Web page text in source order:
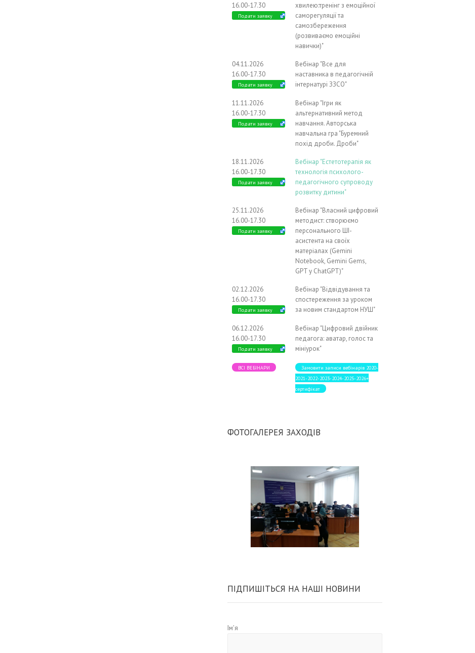
16.00-17.30
Подати заявку
хвилею:тренінг з емоційної
саморегуляції та
самозбереження
(розвиваємо емоційні
навички)"
04.11.2026
16.00-17.30
Подати заявку
Вебінар "Все для
наставника в педагогічній
інтернатурі ЗЗСО"
11.11.2026
16.00-17.30
Подати заявку
Вебінар "Ігри як
альтернативний метод
навчання. Авторська
навчальна гра "Буремний
похід дроби. Дроби"
18.11.2026
16.00-17.30
Подати заявку
Вебінар "Естетотерапія як
технологія психолого-
педагогічного супроводу
розвитку дитини"
25.11.2026
16.00-17.30
Подати заявку
Вебінар "Власний цифровий
методист: створюємо
персонального ШІ-
асистента на своїх
матеріалах (Gemini
Notebook, Gemini Gems,
GPT у ChatGPT)"
02.12.2026
16.00-17.30
Подати заявку
Вебінар "Відвідування та
спостереження за уроком
за новим стандартом НУШ"
06.12.2026
16.00-17.30
Подати заявку
Вебінар "Цифровий двійник
педагога: аватар, голос та
мініурок"
ВСІ ВЕБІНАРИ
Замовити записи вебінарів 2020-
2021-2022-2023-2024-2025-2026+
сертифікат
ФОТОГАЛЕРЕЯ ЗАХОДІВ
ПІДПИШІТЬСЯ НА НАШІ НОВИНИ
Ім'я